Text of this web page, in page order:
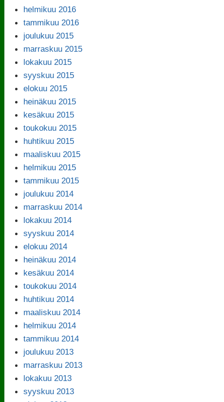
helmikuu 2016
tammikuu 2016
joulukuu 2015
marraskuu 2015
lokakuu 2015
syyskuu 2015
elokuu 2015
heinäkuu 2015
kesäkuu 2015
toukokuu 2015
huhtikuu 2015
maaliskuu 2015
helmikuu 2015
tammikuu 2015
joulukuu 2014
marraskuu 2014
lokakuu 2014
syyskuu 2014
elokuu 2014
heinäkuu 2014
kesäkuu 2014
toukokuu 2014
huhtikuu 2014
maaliskuu 2014
helmikuu 2014
tammikuu 2014
joulukuu 2013
marraskuu 2013
lokakuu 2013
syyskuu 2013